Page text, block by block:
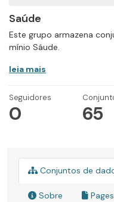
Saúde
Este grupo armazena
mínio Sáude.
leia mais
Seguidores
0 65
Conjuntos de
Sobre Pages